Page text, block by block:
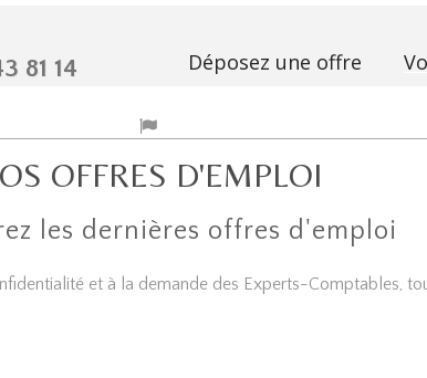
81 14 Déposez une offre
OFFRES D'EMPLOI
les dernières offres d'emploi
et à la demande des Experts-Comptables,